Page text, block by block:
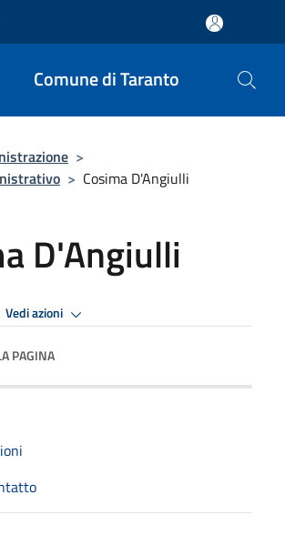
Comune di Taranto
>
> Cosima D'Angiulli
D'Angiulli
Vedi azioni
PAGINA